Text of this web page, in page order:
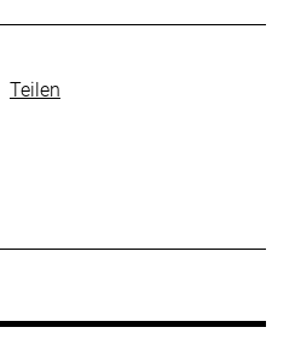
Teilen